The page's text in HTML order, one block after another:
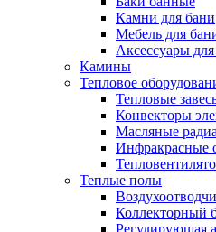
Камни для бани
Мебель для
Аксессуары
Камины
Тепловое
Тепловые
Конвекторы
Масляные
Инфракрасные
Теплые полы
Коллекторный
Регулирующая